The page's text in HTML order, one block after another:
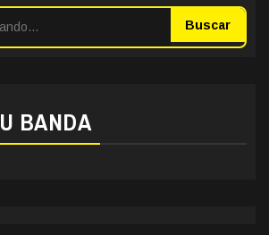
Buscar
BANDA